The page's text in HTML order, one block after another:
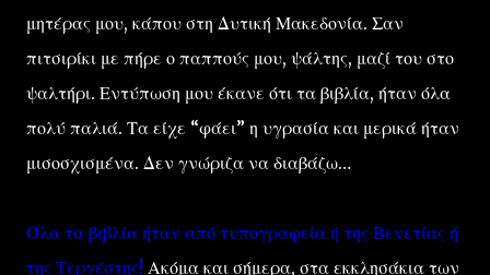
μητέρας μου, κάπου στη Δυτική Μακεδονία. Σαν
πιτσιρίκι με πήρε ο παππούς μου, ψάλτης, μαζί του στο
ψαλτήρι. Εντύπωση μου έκανε ότι τα βιβλία, ήταν όλα
πολύ παλιά. Τα είχε “φάει” η υγρασία και μερικά ήταν
μισοσχισμένα. Δεν γνώριζα να διαβάζω…
Όλα τα βιβλία ήταν από τυπογραφεία ή της Βενετίας ή
της Τεργέστης! Ακόμα και σήμερα, στα εκκλησάκια των